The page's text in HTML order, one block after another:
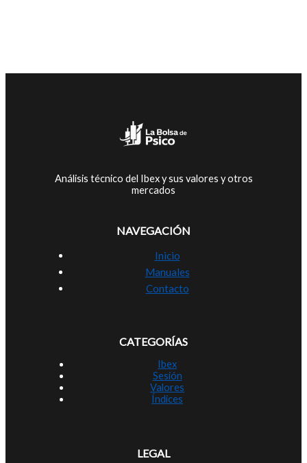
Análisis técnico del Ibex y sus valores y otros
mercados
NAVEGACIÓN
Inicio
Manuales
Contacto
CATEGORÍAS
Ibex
Sesión
Valores
Índices
LEGAL